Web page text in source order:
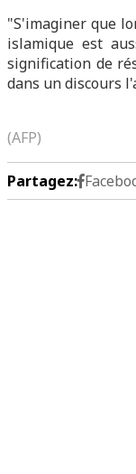
"S'imaginer que
islamique est
signification de
dans un discours
(AFP)
Partagez: